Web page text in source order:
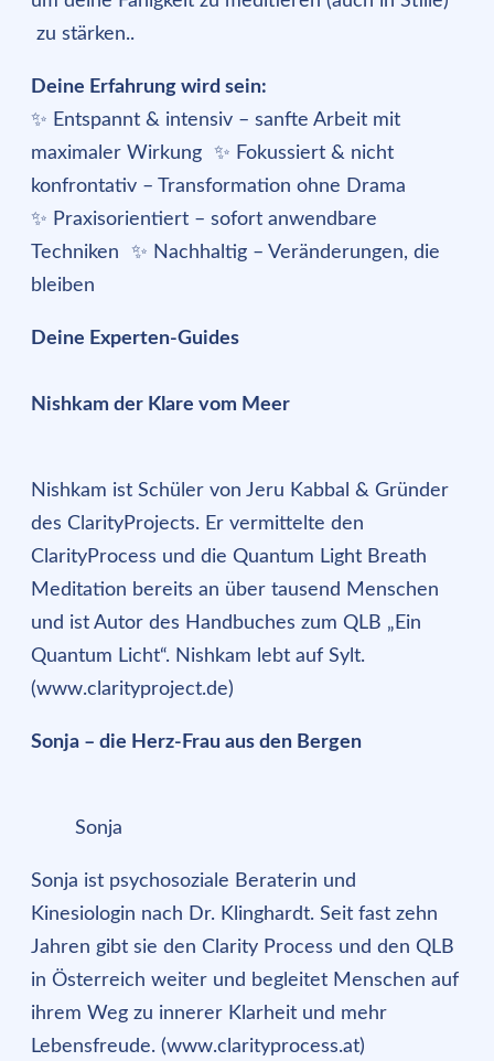
zu stärken..
Deine Erfahrung wird sein:
✨ Entspannt & intensiv – sanfte Arbeit mit
maximaler Wirkung ✨ Fokussiert & nicht
konfrontativ – Transformation ohne Drama
✨ Praxisorientiert – sofort anwendbare
Techniken ✨ Nachhaltig – Veränderungen, die
bleiben
Deine Experten-Guides
Nishkam der Klare vom Meer
Nishkam ist Schüler von Jeru Kabbal & Gründer
des ClarityProjects. Er vermittelte den
ClarityProcess und die Quantum Light Breath
Meditation bereits an über tausend Menschen
und ist Autor des Handbuches zum QLB „Ein
Quantum Licht“. Nishkam lebt auf Sylt.
(www.clarityproject.de)
Sonja – die Herz-Frau aus den Bergen
Sonja
Sonja ist psychosoziale Beraterin und
Kinesiologin nach Dr. Klinghardt. Seit fast zehn
Jahren gibt sie den Clarity Process und den QLB
in Österreich weiter und begleitet Menschen auf
ihrem Weg zu innerer Klarheit und mehr
Lebensfreude. (www.clarityprocess.at)